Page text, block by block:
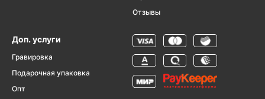
Отзывы
Доп. услуги
Гравировка
Подарочная упаковка
Опт